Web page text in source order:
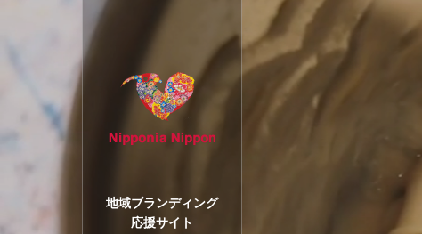
地域ブランディング
応援サイト